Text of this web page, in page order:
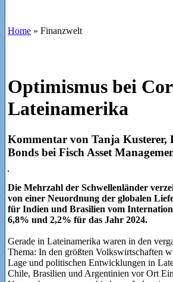
Home » Finanzwelt
Optimismus bei
Lateinamerika
Kommentar von Tanja
Bonds bei Fisch Asset
Die Mehrzahl der Schwellenländer
von einer Neuordnung der globalen
für Indien und Brasilien vom
6,8% und 2,2% für das Jahr 2024.
Gerade in Lateinamerika waren in den
Thema: In den größten Volkswirtschaften
Lage und politischen Entwicklungen in
Chile, Brasilien und Argentinien vor Ort